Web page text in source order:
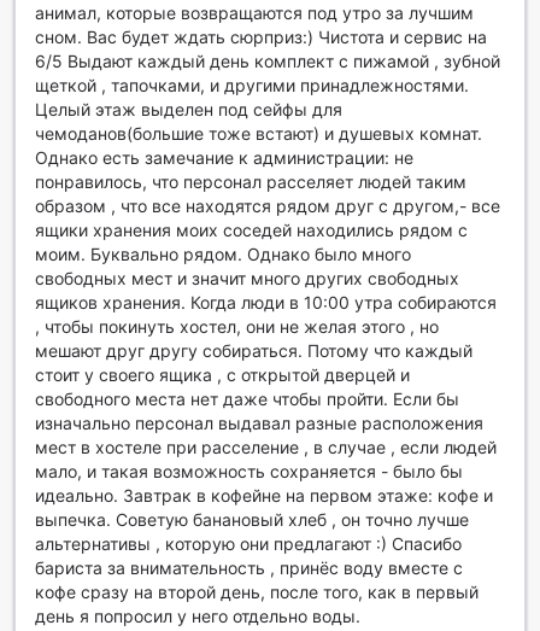
В 9h nine hours Nagoya station, гостите могат да се
насладят на разнообразие от кулинарни преживявания,
които ще задоволят всички вкусове. На разположение е
уютно кафене, идеално за нежно начало на деня с
ароматна чаша кафе или освежаващ чай. Тук можете
да се насладите на внимателно подбрани закуски и
сладки изкушения, които да допълнят вашето утринно
настроение.
За онези, които търсят по-пълноценно начало на деня,
хотелът предлага континентална закуска. Всеки ден,
гостите могат да се насладят на свежи и вкусни ястия,
приготвени с внимание и любов. Тази закуска е
перфектният начин да се заредите с енергия преди да
се потопите в изследването на красивия град Нагоя.
Настаняване в 9h nine hours Nagoya station
9h nine hours Nagoya station предлага уникално
изживяване с разнообразие от капсули, специално
проектирани за комфорт и уединение. За жените,
хотелът предлага две опции: „2 Capsules - Female Only,
Non-Smoking“ и „Capsule - Female Only, Non-Smoking“,
всяка от които осигурява уютно пространство с 2 или 1
капсула, идеално за релаксация след дълъг ден. За
мъжете, 9h nine hours Nagoya station предлага също
две опции: „2 Capsules - Male Only, Non-Smoking“ и
анимал, которые возвращаются под утро за лучшим
сном. Вас будет ждать сюрприз:) Чистота и сервис на
6/5 Выдают каждый день комплект с пижамой , зубной
щеткой , тапочками, и другими принадлежностями.
Целый этаж выделен под сейфы для
чемоданов(большие тоже встают) и душевых комнат.
Однако есть замечание к администрации: не
понравилось, что персонал расселяет людей таким
образом , что все находятся рядом друг с другом,- все
ящики хранения моих соседей находились рядом с
моим. Буквально рядом. Однако было много
свободных мест и значит много других свободных
ящиков хранения. Когда люди в 10:00 утра собираются
, чтобы покинуть хостел, они не желая этого , но
мешают друг другу собираться. Потому что каждый
стоит у своего ящика , с открытой дверцей и
свободного места нет даже чтобы пройти. Если бы
изначально персонал выдавал разные расположения
мест в хостеле при расселение , в случае , если людей
мало, и такая возможность сохраняется - было бы
идеально. Завтрак в кофейне на первом этаже: кофе и
выпечка. Советую банановый хлеб , он точно лучше
альтернативы , которую они предлагают :) Спасибо
бариста за внимательность , принёс воду вместе с
кофе сразу на второй день, после того, как в первый
день я попросил у него отдельно воды.